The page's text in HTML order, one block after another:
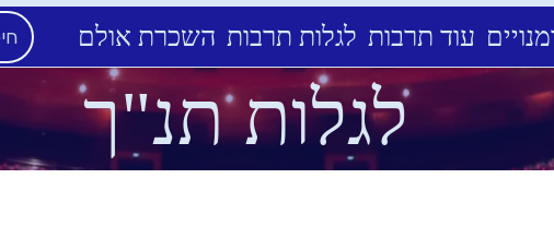
עוד תרבות לגלות תרבות השכרת אולם
לגלות תנ"ך